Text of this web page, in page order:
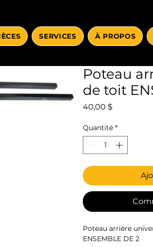
SERVICES À PROPOS
Poteau
de toit
40,00 $
Quantité *
Poteau arrière
ENSEMBLE DE 2